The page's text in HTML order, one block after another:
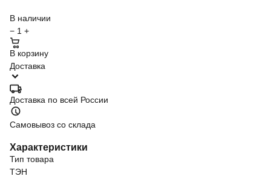
В наличии
− 1 +
В корзину
Доставка
Доставка по всей России
Самовывоз со склада
Характеристики
Тип товара
ТЭН